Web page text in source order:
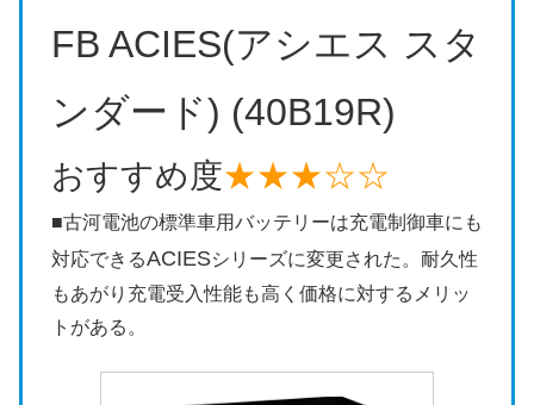
FB ACIES(アシエス スタ
ンダード) (40B19R)
おすすめ度★★★☆☆
■古河電池の標準車用バッテリーは充電制御車にも
対応できるACIESシリーズに変更された。耐久性
もあがり充電受入性能も高く価格に対するメリッ
トがある。